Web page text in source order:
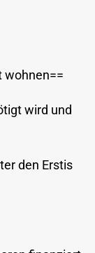
wohnen==
wird und
den Erstis